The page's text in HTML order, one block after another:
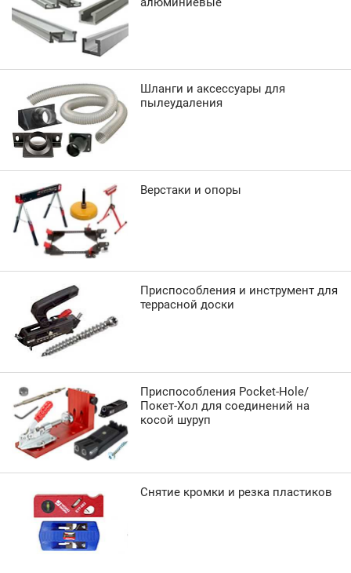
Шланги и аксессуары для
пылеудаления
Верстаки и опоры
Приспособления и инструмент для
террасной доски
Приспособления Pocket-Hole/
Покет-Хол для соединений на
косой шуруп
Снятие кромки и резка пластиков